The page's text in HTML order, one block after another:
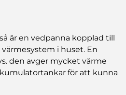
är en vedpanna kopplad till
i huset. En
den avger mycket värme
för att kunna